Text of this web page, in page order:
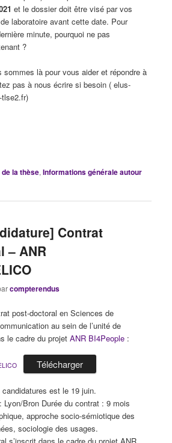
et le dossier doit être visé par vos
laboratoire avant cette date. Pour
minute, pourquoi ne pas
?
sommes là pour vous aider et répondre à
pas à nous écrire si besoin ( elus-
la thèse,Informations générale autour
Contrat
– ANR
compterendus
post-doctoral en Sciences de
au sein de l’unité de
le cadre du projetANR BI4People :
Télécharger
est le 19 juin.
Bron Durée du contrat : 9 mois
approche socio-sémiotique des
sociologie des usages.